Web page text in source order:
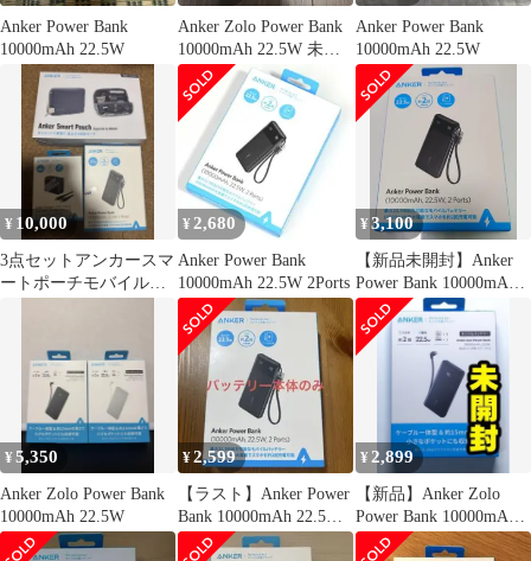
Anker Power Bank
10000mAh 22.5W
Anker Zolo Power Bank
10000mAh 22.5W 未開
封
Anker Power Bank
10000mAh 22.5W
¥ 10,000
3点セットアンカースマ
ートポーチモバイルバ
¥ 2,680
Anker Power Bank
10000mAh 22.5W 2Ports
¥3,100
【新品未開封】Anker
Power Bank 10000mAh
22.5W
¥5,350
Anker Zolo Power Bank
10000mAh 22.5W
¥2,599
【ラスト】Anker Power
Bank 10000mAh 22.5W
黒
¥ 2,899
【新品】Anker Zolo
Power Bank 10000mAh
22.5W